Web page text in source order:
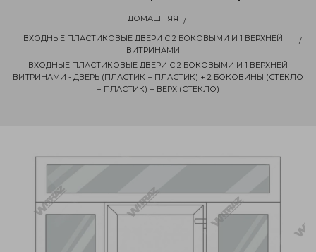
ДОМАШНЯЯ
ВХОДНЫЕ ПЛАСТИКОВЫЕ ДВЕРИ С 2 БОКОВЫМИ И 1 ВЕРХНЕЙ
ВИТРИНАМИ
ВХОДНЫЕ ПЛАСТИКОВЫЕ ДВЕРИ С 2 БОКОВЫМИ И 1 ВЕРХНЕЙ
ВИТРИНАМИ - ДВЕРЬ (ПЛАСТИК + ПЛАСТИК) + 2 БОКОВИНЫ (СТЕКЛО
+ ПЛАСТИК) + ВЕРХ (СТЕКЛО)